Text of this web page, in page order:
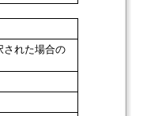
された場合の